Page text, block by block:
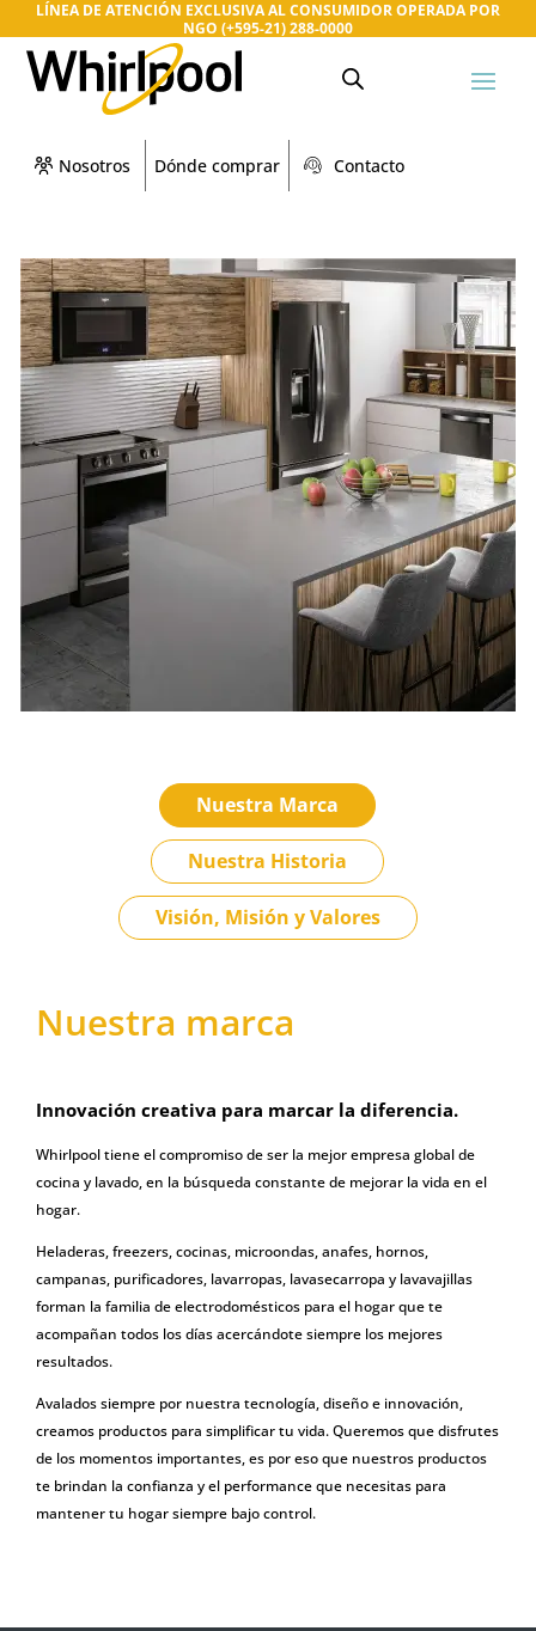
LÍNEA DE ATENCIÓN EXCLUSIVA AL CONSUMIDOR OPERADA POR
NGO (+595-21) 288-0000
Nosotros Dónde comprar Contacto
Nuestra Marca
Nuestra Historia
Visión, Misión y Valores
Nuestra marca
Innovación creativa para marcar la diferencia.
Whirlpool tiene el compromiso de ser la mejor empresa global de
cocina y lavado, en la búsqueda constante de mejorar la vida en el
hogar.
Heladeras, freezers, cocinas, microondas, anafes, hornos,
campanas, purificadores, lavarropas, lavasecarropa y lavavajillas
forman la familia de electrodomésticos para el hogar que te
acompañan todos los días acercándote siempre los mejores
resultados.
Avalados siempre por nuestra tecnología, diseño e innovación,
creamos productos para simplificar tu vida. Queremos que disfrutes
de los momentos importantes, es por eso que nuestros productos
te brindan la confianza y el performance que necesitas para
mantener tu hogar siempre bajo control.